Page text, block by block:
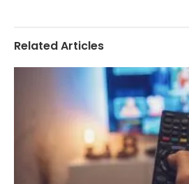
Related Articles